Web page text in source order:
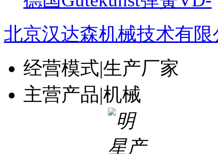
北京汉达森机械技术有
经营模式|生产厂家
主营产品|机械